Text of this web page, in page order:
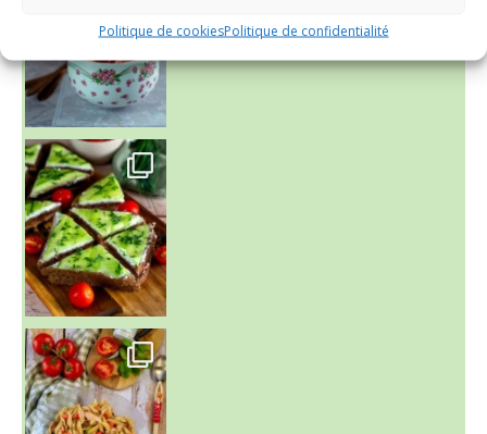
Politique de cookiesPolitique de confidentialité
~ SALADE DE PÂTES AUX DEUX TOMATES THON ET BURRA